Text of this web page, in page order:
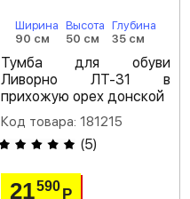
Ширина
90 см
Высота
50 см
Глубина
35 см
Тумба для обуви
Ливорно ЛТ-31 в
прихожую орех донской
Код товара: 181215
(5)
21590 Р